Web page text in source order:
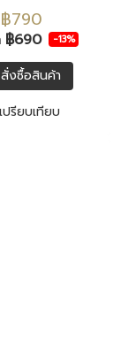
ด้ 0-32 °Bx พร้อม
ยอุณหภูมิอัตโนมัติ
฿790
฿690 -13%
สั่งซื้อสินค้า
เปรียบเทียบ